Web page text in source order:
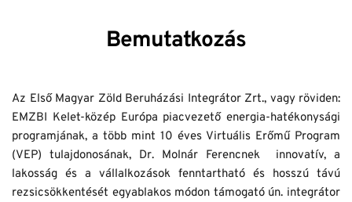
Bemutatkozás
Az Első Magyar Zöld Beruházási Integrátor Zrt., vagy röviden:
EMZBI Kelet-közép Európa piacvezető energia-hatékonysági
programjának, a több mint 10 éves Virtuális Erőmű Program
(VEP) tulajdonosának, Dr. Molnár Ferencnek  innovatív, a
lakosság és a vállalkozások fenntartható és hosszú távú
rezsicsökkentését egyablakos módon támogató ún. integrátor